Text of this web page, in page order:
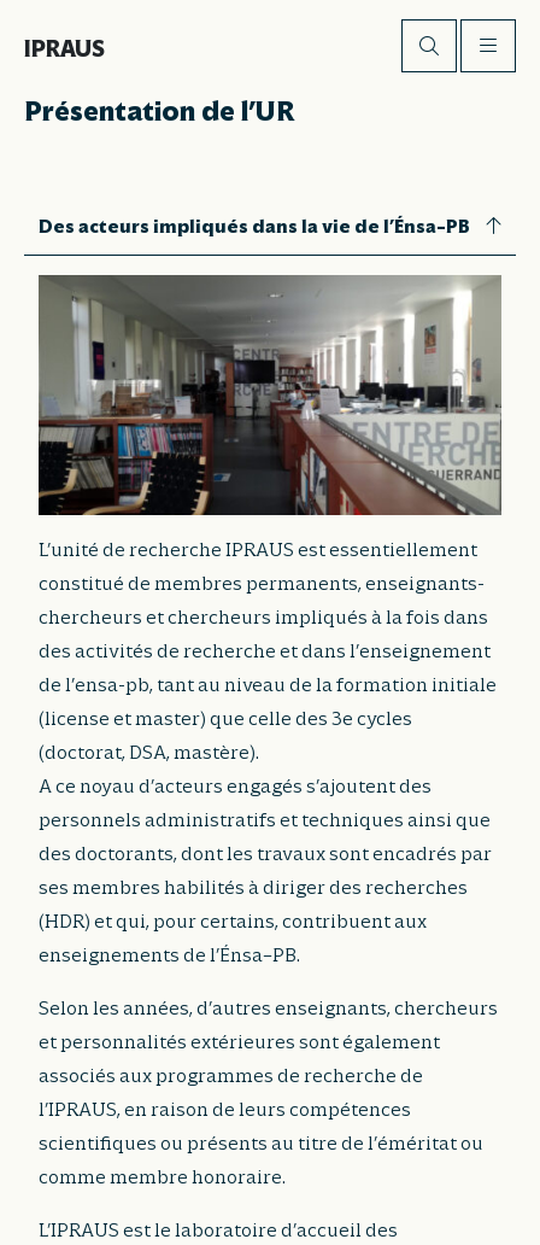
IPRAUS
Présentation de l’UR
Des acteurs impliqués dans la vie de l’Énsa–PB
L’unité de recherche IPRAUS est essentiellement
constitué de membres permanents, enseignants-
chercheurs et chercheurs impliqués à la fois dans
des activités de recherche et dans l’enseignement
de l’ensa-pb, tant au niveau de la formation initiale
(license et master) que celle des 3e cycles
(doctorat, DSA, mastère).
A ce noyau d’acteurs engagés s’ajoutent des
personnels administratifs et techniques ainsi que
des doctorants, dont les travaux sont encadrés par
ses membres habilités à diriger des recherches
(HDR) et qui, pour certains, contribuent aux
enseignements de l’Énsa–PB.
Selon les années, d’autres enseignants, chercheurs
et personnalités extérieures sont également
associés aux programmes de recherche de
l’IPRAUS, en raison de leurs compétences
scientifiques ou présents au titre de l’éméritat ou
comme membre honoraire.
L’IPRAUS est le laboratoire d’accueil des